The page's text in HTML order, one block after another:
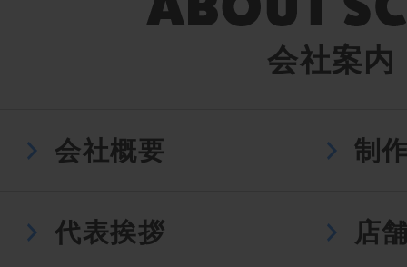
会社案内
会社概要 制
代表挨拶 店